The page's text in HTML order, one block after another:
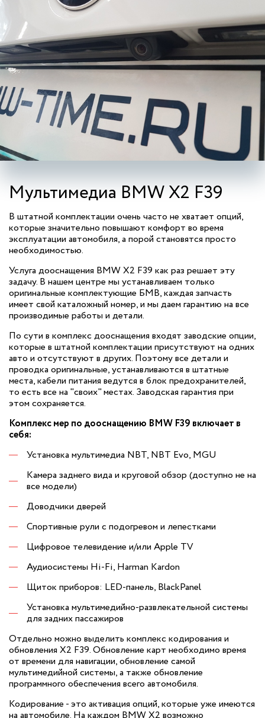
Мультимедиа BMW X2 F39
В штатной комплектации очень часто не хватает опций,
которые значительно повышают комфорт во время
эксплуатации автомобиля, а порой становятся просто
необходимостью.
Услуга дооснащения BMW X2 F39 как раз решает эту
задачу. В нашем центре мы устанавливаем только
оригинальные комплектующие БМВ, каждая запчасть
имеет свой каталожный номер, и мы даем гарантию на все
производимые работы и детали.
По сути в комплекс дооснащения входят заводские опции,
которые в штатной комплектации присутствуют на одних
авто и отсутствуют в других. Поэтому все детали и
проводка оригинальные, устанавливаются в штатные
места, кабели питания ведутся в блок предохранителей,
то есть все на "своих" местах. Заводская гарантия при
этом сохраняется.
Комплекс мер по дооснащению BMW F39 включает в
себя:
Установка мультимедиа NBT, NBT Evo, MGU
Камера заднего вида и круговой обзор (доступно не на
все модели)
Доводчики дверей
Спортивные рули с подогревом и лепестками
Цифровое телевидение и/или Apple TV
Аудиосистемы Hi-Fi, Harman Kardon
Щиток приборов: LED-панель, BlackPanel
Установка мультимедийно-развлекательной системы
для задних пассажиров
Отдельно можно выделить комплекс кодирования и
обновления X2 F39. Обновление карт необходимо время
от времени для навигации, обновление самой
мультимедийной системы, а также обновление
программного обеспечения всего автомобиля.
Кодирование - это активация опций, которые уже имеются